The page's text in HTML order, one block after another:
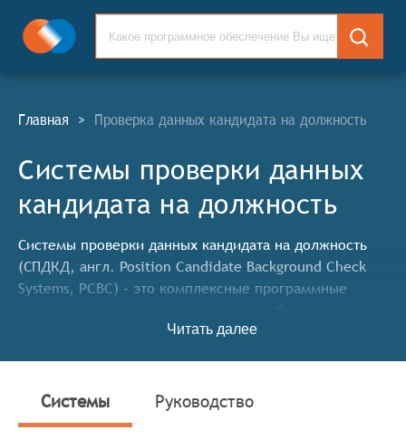
Главная > Проверка данных кандидата на должность
Системы проверки данных
кандидата на должность
Системы проверки данных кандидата на должность
(СПДКД, англ. Position Candidate Background Check
Systems, PCBC) – это комплексные программные
проверки информации о кандидатах на трудоустройство.
коллектива.
Классификатор программных продуктов Соваре
Читать далее
Системы Руководство